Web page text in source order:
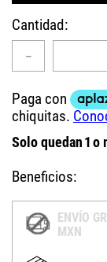
Cantidad
－
Solo quedan 1 o
Beneficios:
ENVÍO
MXN